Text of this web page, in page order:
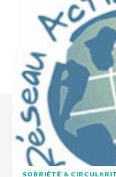
SOBRIÉTÉ &